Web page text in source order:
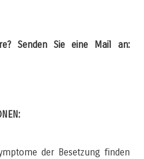
Senden Sie eine Mail an:
der Besetzung finden